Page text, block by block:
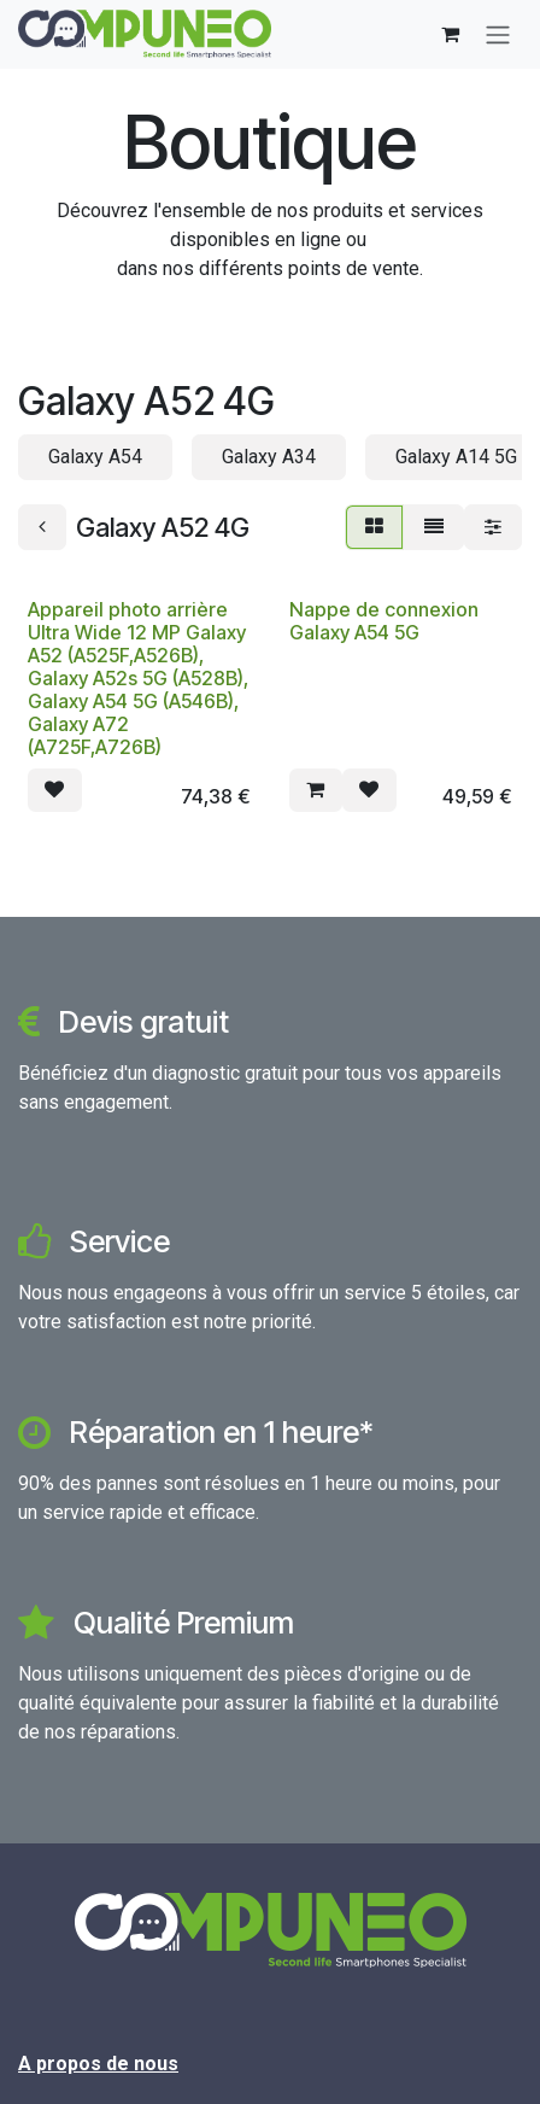
Se rendre au contenu
Boutique
Découvrez l'ensemble de nos produits et services
disponibles en ligne ou
dans nos différents points de vente.
Galaxy A52 4G
Galaxy A54 Galaxy A34 Galaxy A14 5G
Galaxy A52 4G
Appareil photo arrière
Ultra Wide 12 MP Galaxy
A52 (A525F,A526B),
Galaxy A52s 5G (A528B),
Galaxy A54 5G (A546B),
Galaxy A72
(A725F,A726B)
74,38 €
Nappe de connexion
Galaxy A54 5G
49,59 €
Devis gratuit
Bénéficiez d'un diagnostic gratuit pour tous vos appareils
sans engagement.
Service
Nous nous engageons à vous offrir un service 5 étoiles, car
votre satisfaction est notre priorité.
Réparation en 1 heure*
90% des pannes sont résolues en 1 heure ou moins, pour
un service rapide et efficace.
Qualité Premium
Nous utilisons uniquement des pièces d'origine ou de
qualité équivalente pour assurer la fiabilité et la durabilité
de nos réparations.
A propos de nous